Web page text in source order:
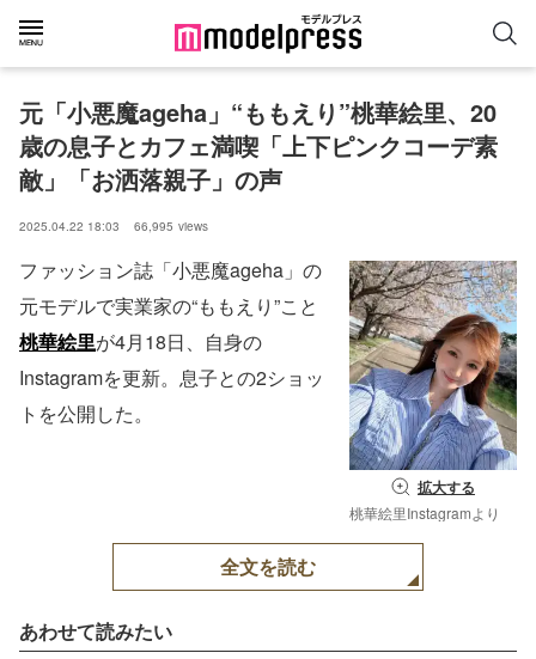
元「小悪魔ageha」“ももえり”桃華絵里、20
歳の息子とカフェ満喫「上下ピンクコーデ素
敵」「お洒落親子」の声
2025.04.22 18:03 66,995 views
拡大する
桃華絵里Instagramより
ファッション誌「小悪魔ageha」の
元モデルで実業家の“ももえり”こと
桃華絵里が4月18日、自身の
Instagramを更新。息子との2ショッ
トを公開した。
全文を読む
あわせて読みたい